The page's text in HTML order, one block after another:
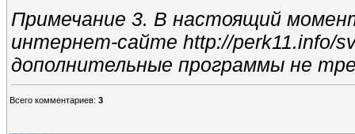
Примечание 3. В настоящий
интернет-сайте http://perk11.info/
дополнительные программы не
Всего комментариев: 3